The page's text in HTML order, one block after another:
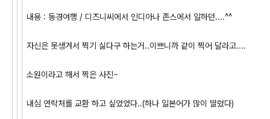
내용 : 동경여행 / 디즈니씨에서 인디아나 존스에서 일하던....^^
자신은 못생겨서 찍기 싫다구 하는거..이쁘니까 같이 찍어 달라고....
소원이라고 해서 찍은 사진~
내심 연락처를 교환 하고 싶었었다..(하나 일본어가 많이 딸렸다)